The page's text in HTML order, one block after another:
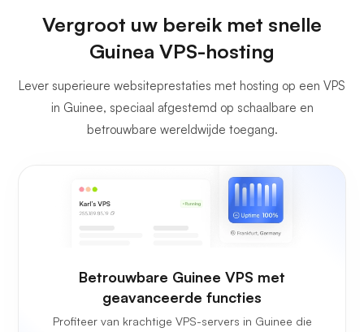
Vergroot uw bereik met snelle
Guinea VPS-hosting
Lever superieure websiteprestaties met hosting op een VPS
in Guinee, speciaal afgestemd op schaalbare en
betrouwbare wereldwijde toegang.
Betrouwbare Guinee VPS met
geavanceerde functies
Profiteer van krachtige VPS-servers in Guinee die